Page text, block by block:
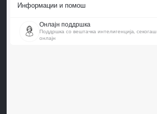
Информации и помош
Онлајн поддршка
Поддршка со вештачка интелигенција, секогаш
онлајн